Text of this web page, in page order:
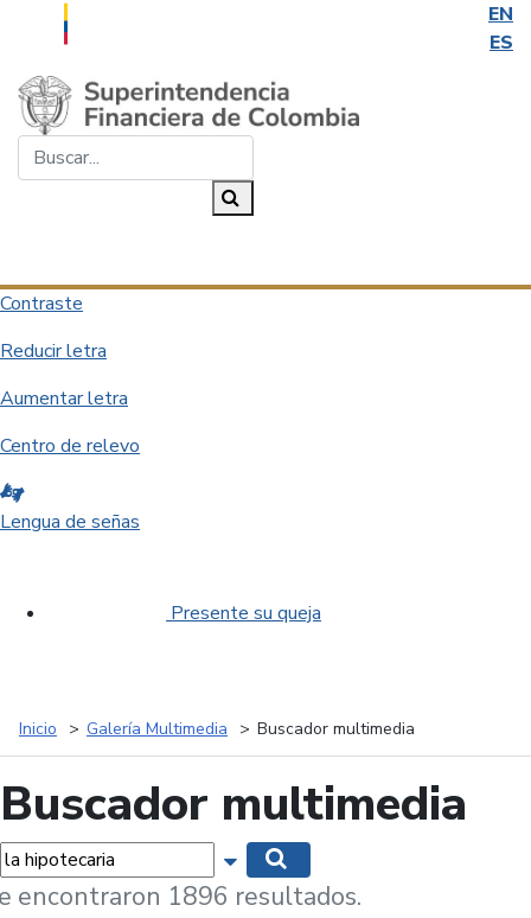
EN
ES
Saltar al contenido principal
Contraste
Reducir letra
Aumentar letra
Centro de relevo
Lengua de señas
Presente su queja
Inicio Galería Multimedia Buscador multimedia
Buscador multimedia
Mostrar opciones de búsqueda
encontraron 1896 resultados.